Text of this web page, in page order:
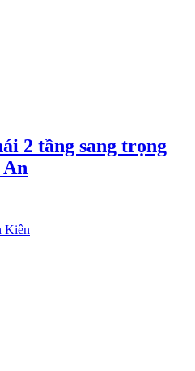
2 tầng sang trọng
Kiên